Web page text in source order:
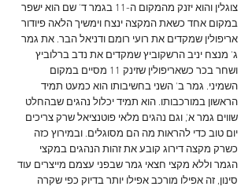
צוגלין והוא יזנק מהמקום ה-11 בגמר ד' שם הוא ישפר
במקום אחד כשאת המקצה ינצח וימשיך הלאה פיודור
אריפולין שמקדים את רועי רומם ודניאל הבר. את גמר
ג' מנצח יניב הרשקוביץ שמקדים את נדב ברלוביץ
ושחר בכר כשאריפולין שזינק 11 מסיים במקום
השמיני. גמר ב' השני בחשיבותו הוא כמעט תמיד
הראשון במורכבותו. הוא תמיד יכלול נהגים שבהחלט
שווים גמר א', וגם נהגים מלאי פוטנציאל שרק צריכים
יום טוב כדי להראות מה הם מסוגלים. ובמירוץ כזה
כשרק מקצה דירוג קובע את זהות הנהגים במקצי
הגמר וללא מקצי חצאי גמר שבפני עצמם מייצרים עוד
סינון, זה אפילו מורכב אפילו יותר בדיוק כפי שקרה